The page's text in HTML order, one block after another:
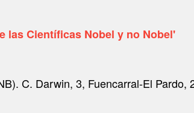
las Científicas Nobel y no Nobel'
C. Darwin, 3, Fuencarral-El Pardo,